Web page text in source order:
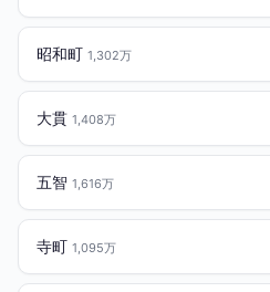
昭和町 1,302万
大貫 1,408万
五智 1,616万
寺町 1,095万